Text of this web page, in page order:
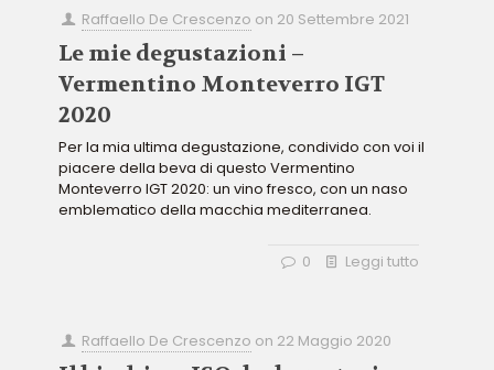
Raffaello De Crescenzo on 20 Settembre 2021
Le mie degustazioni –
Vermentino Monteverro IGT
2020
Per la mia ultima degustazione, condivido con voi il
piacere della beva di questo Vermentino
Monteverro IGT 2020: un vino fresco, con un naso
emblematico della macchia mediterranea.
0 Leggi tutto
Raffaello De Crescenzo on 22 Maggio 2020